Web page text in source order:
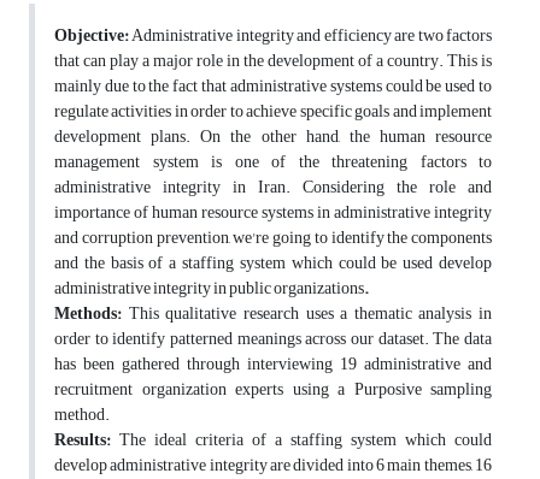
Objective:Administrative integrity and efficiency are two factors
that can play a major role in the development of a country. This is
mainly due to the fact that administrative systems could be used to
regulate activities in order to achieve specific goals and implement
development plans. On the other hand, the human resource
management system is one of the threatening factors to
administrative integrity in Iran. Considering the role and
importance of human resource systems in administrative integrity
and corruption prevention, we're going to identify the components
and the basis of a staffing system which could be used develop
administrative integrity in public organizations.
Methods: This qualitative research uses a thematic analysis in
order to identify patterned meanings across our dataset. The data
has been gathered through interviewing 19 administrative and
recruitment organization experts using a Purposive sampling
method.
Results: The ideal criteria of a staffing system which could
develop administrative integrity are divided into 6 main themes, 16